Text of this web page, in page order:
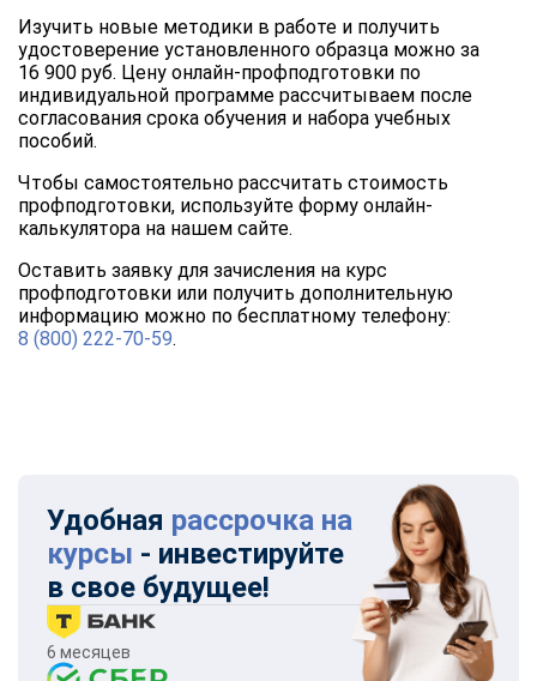
Изучить новые методики в работе и получить
удостоверение установленного образца можно за
16 900 руб. Цену онлайн-профподготовки по
индивидуальной программе рассчитываем после
согласования срока обучения и набора учебных
пособий.
Чтобы самостоятельно рассчитать стоимость
профподготовки, используйте форму онлайн-
калькулятора на нашем сайте.
Оставить заявку для зачисления на курс
профподготовки или получить дополнительную
информацию можно по бесплатному телефону:
8 (800) 222-70-59.
Удобная рассрочка на
курсы - инвестируйте
в свое будущее!
6 месяцев